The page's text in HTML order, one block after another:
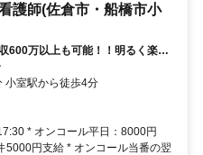
護師(佐倉市・船橋市小
600万以上も可能！！明るく楽し
アクセス: 京成臼井駅から徒歩8分 小室駅から徒歩4分
* オンコール平日：8000円
5000円支給 * オンコール当番の翌